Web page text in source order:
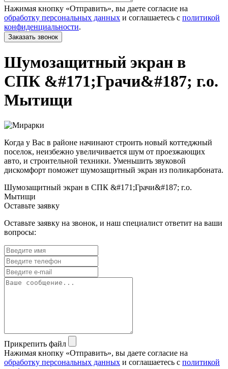
Нажимая кнопку «Отправить», вы даете согласие на
обработку персональных данных и соглашаетесь с политикой
конфиденциальности.
Шумозащитный экран в
СПК &#171;Грачи&#187; г.о.
Мытищи
Когда у Вас в районе начинают строить новый коттеджный
поселок, неизбежно увеличивается шум от проезжающих
авто, и строительной техники. Уменьшить звуковой
дискомфорт поможет шумозащитный экран из поликарбоната.
Шумозащитный экран в СПК &#171;Грачи&#187; г.о.
Мытищи
Оставьте заявку
Оставьте заявку на звонок, и наш специалист ответит на ваши
вопросы:
Прикрепить файл
Нажимая кнопку «Отправить», вы даете согласие на
обработку персональных данных и соглашаетесь с политикой